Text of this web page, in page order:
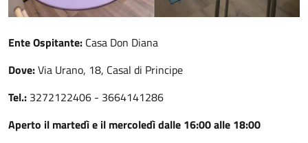
Ente Ospitante: Casa Don Diana
Dove:Via Urano, 18, Casal di Principe
Tel.: 3272122406 - 3664141286
Aperto il martedì e il mercoledì dalle 16:00 alle 18:00